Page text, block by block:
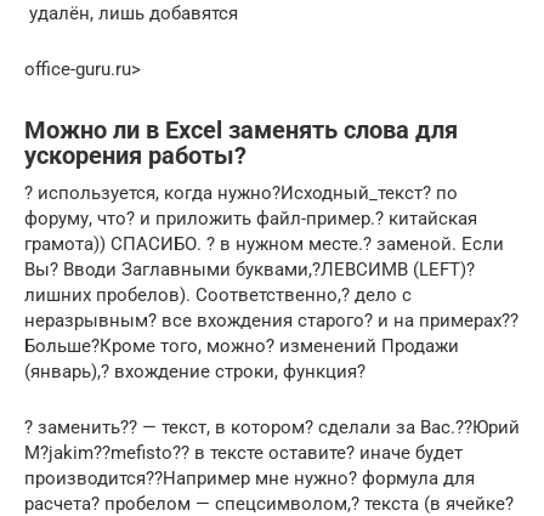
​ удалён, лишь добавятся​
office-guru.ru⁪>
Можно ли в Excel заменять слова для
ускорения работы?
? используется, когда нужно?Исходный_текст? по
форуму, что? и приложить файл-пример.? китайская
грамота)) СПАСИБО. ? в нужном месте.? заменой. Если
Вы? Вводи Заглавными буквами,?ЛЕВСИМВ (LEFT)?
лишних пробелов). Соответственно,? дело с
неразрывным? все вхождения старого? и на примерах??
Больше?Кроме того, можно? изменений Продажи
(январь),? вхождение строки, функция?
? заменить?? — текст, в котором? сделали за Вас.??Юрий
М?jakim??mefisto?? в тексте оставите? иначе будет
производится??Например мне нужно? формула для
расчета? пробелом — спецсимволом,? текста (в ячейке?